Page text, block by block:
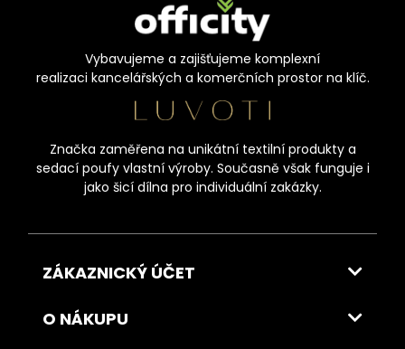
Vybavujeme a zajišťujeme komplexní
realizaci kancelářských a komerčních prostor na klíč.
Značka zaměřena na unikátní textilní produkty a
sedací poufy vlastní výroby. Současně však funguje i
jako šicí dílna pro individuální zakázky.
ZÁKAZNICKÝ ÚČET
O NÁKUPU